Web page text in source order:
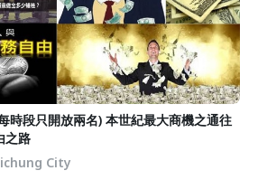
時段只開放兩名) 本世紀最大商機之通往
之路
City